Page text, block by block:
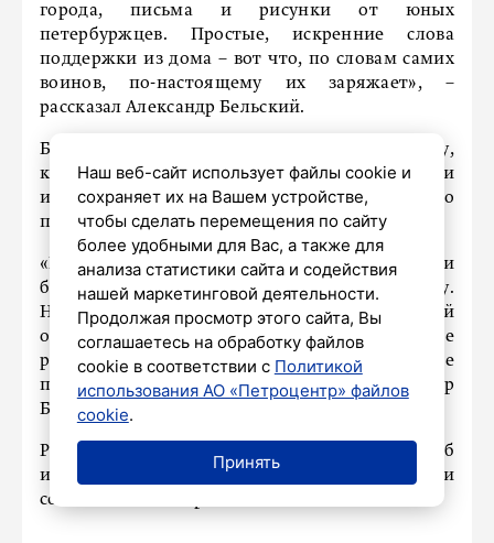
города, письма и рисунки от юных
петербуржцев. Простые, искренние слова
поддержки из дома – вот что, по словам самих
воинов, по-настоящему их заряжает», –
рассказал Александр Бельский.
Бойцам также передали и полковую икону,
которую для них сделали студенты Академии
им. Штиглица, специально для Ленинградского
полка.
«В этой работе – уважение, вера и
благодарность тем, кто защищает Родину.
Настоятель Андреевского собора отец Артемий
освятил образ и вознес молитвы за здравие
русского воинства, скорейшее наступление
прочного мира», – отметил Александр
Бельский.
Ранее «Петербургский дневник» рассказывал об
иконостасе в дупле дерева, который создали
солдаты СВО. Подробнее
Наш веб-сайт использует файлы cookie и
сохраняет их на Вашем устройстве,
чтобы сделать перемещения по сайту
более удобными для Вас, а также для
анализа статистики сайта и содействия
нашей маркетинговой деятельности.
Продолжая просмотр этого сайта, Вы
соглашаетесь на обработку файлов
cookie в соответствии с Политикой
использования АО «Петроцентр» файлов
cookie.
Принять